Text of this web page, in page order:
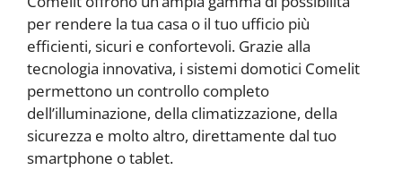
per rendere la tua casa o il tuo ufficio più
efficienti, sicuri e confortevoli. Grazie alla
tecnologia innovativa, i sistemi domotici Comelit
permettono un controllo completo
dell’illuminazione, della climatizzazione, della
sicurezza e molto altro, direttamente dal tuo
smartphone o tablet.